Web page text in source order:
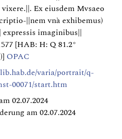
Ex eiusdem Mvsaeo
||nem vnà exhibemus)
imaginibus||
[HAB: H: Q 81.2°
OPAC
varia/portrait/q-
00071/start.htm
02.07.2024
am 02.07.2024